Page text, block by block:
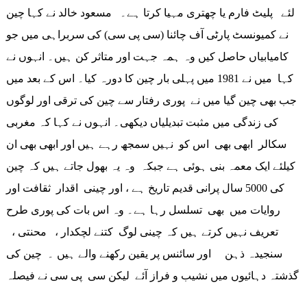
لئے پلیٹ فارم یا چھتری مہیا کرتا ہے۔ مسعود خالد نے کہا چین
نے کمیونسٹ پارٹی آف چائنا (سی پی سی) کی سربراہی میں جو
کامیابیاں حاصل کیں وہ ہمہ جہت اور متاثر کن ہیں۔ انہوں نے
کہا میں نے 1981 میں پہلی بار چین کا دورہ کیا۔ اس کے بعد میں
جب بھی چین گیا میں نے پوری رفتار سے چین کی ترقی اور لوگوں
کی زندگی میں مثبت تبدیلیاں دیکھی۔ انہوں نے کہا کہ مغربی
سکالر ابھی بھی اس کو نہیں سمجھ رہے ہیں اور ابھی بھی ان
کیلئے ایک معمہ بنی ہوئی ہے جبکہ وہ یہ بھول جاتے ہیں کہ چین
کی 5000 سال پرانی قدیم تاریخ ہے ، اور چینی اقدار ثقافت اور
روایات میں بھی تسلسل رہا ہے۔ وہ اس بات کی پوری طرح
تعریف نہیں کرتے ہیں کہ چینی لوگ کتنے لچکدار ، محنتی ،
سنجیدہ ذہن اور سائنس پر یقین رکھنے والے ہیں ۔ چین کی
گذشتہ دہائیوں میں نشیب و فراز آئے لیکن سی پی سی نے فیصلہ